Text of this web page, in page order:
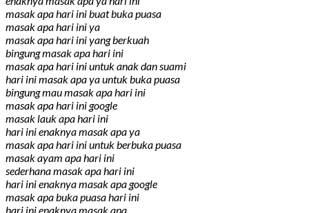
masak apa hari ini buat buka puasa
masak apa hari ini ya
masak apa hari ini yang berkuah
bingung masak apa hari ini
masak apa hari ini untuk anak dan suami
hari ini masak apa ya untuk buka puasa
bingung mau masak apa hari ini
masak apa hari ini google
masak lauk apa hari ini
hari ini enaknya masak apa ya
masak apa hari ini untuk berbuka puasa
masak ayam apa hari ini
sederhana masak apa hari ini
hari ini enaknya masak apa google
masak apa buka puasa hari ini
hari ini enaknya masak apa